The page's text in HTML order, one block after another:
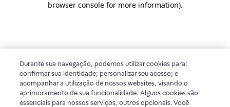
browser console for more information).
Durante sua navegação, podemos utilizar cookies para:
confirmar sua identidade; personalizar seu acesso; e
acompanhar a utilização de nossos websites, visando o
aprimoramento de sua funcionalidade. Alguns cookies são
essenciais para nossos serviços, outros opcionais. Você